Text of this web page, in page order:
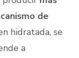
de
hidratada, se
a